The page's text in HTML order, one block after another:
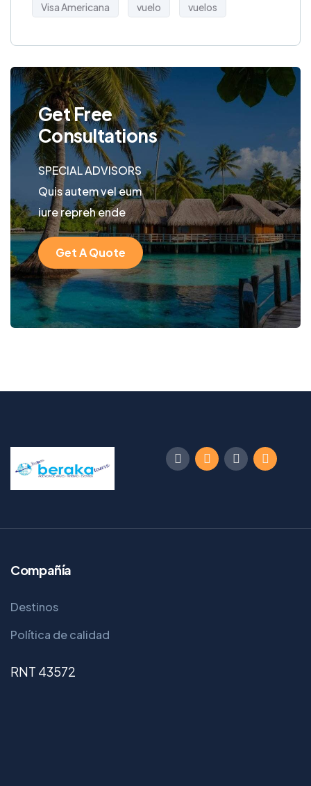
Visa Americana vuelo vuelos
Get Free
Consultations
SPECIAL ADVISORS
Quis autem vel eum
iure repreh ende
Get A Quote
Compañía
Destinos
Política de calidad
RNT 43572